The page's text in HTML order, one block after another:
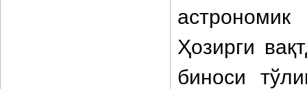
Ҳозирги
биноси